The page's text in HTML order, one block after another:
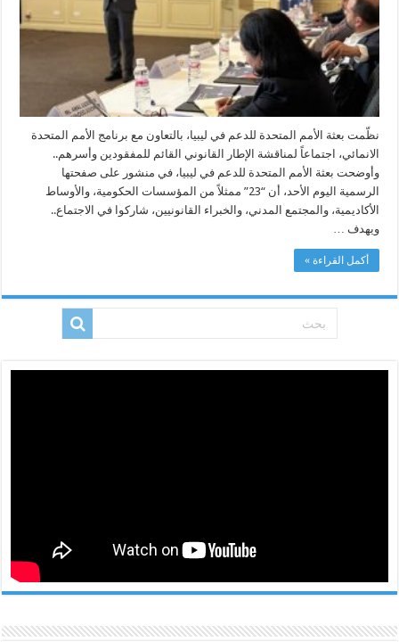
نظّمت بعثة الأمم المتحدة للدعم في ليبيا، بالتعاون مع برنامج الأمم المتحدة
الانمائي، اجتماعاً لمناقشة الإطار القانوني القائم للمفقودين وأسرهم..
وأوضحت بعثة الأمم المتحدة للدعم في ليبيا، في منشور على صفحتها
الرسمية اليوم الأحد، أن “23” ممثلاً من المؤسسات الحكومية، والأوساط
الأكاديمية، والمجتمع المدني، والخبراء القانونيين، شاركوا في الاجتماع..
ويهدف …
أكمل القراءة »